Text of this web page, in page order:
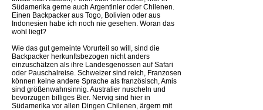
Südamerika gerne auch Argentinier oder Chilenen.
Einen Backpacker aus Togo, Bolivien oder aus
Indonesien habe ich noch nie gesehen. Woran das
wohl liegt?
Wie das gut gemeinte Vorurteil so will, sind die
Backpacker herkunftsbezogen nicht anders
einzuschätzen als ihre Landesgenossen auf Safari
oder Pauschalreise. Schweizer sind reich, Franzosen
können keine andere Sprache als französisch, Amis
sind größenwahnsinnig. Australier nuscheln und
bevorzugen billiges Bier. Nervig sind hier in
Südamerika vor allen Dingen Chilenen, ärgern mit